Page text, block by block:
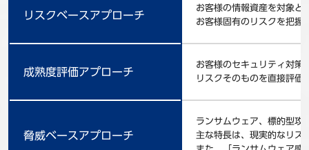
リスクベースアプローチ
お客様の情報資産を対象
お客様固有のリスクを把握
成熟度評価アプローチ
お客様のセキュリティ対策
リスクそのものを直接評価
脅威ベースアプローチ
ランサムウェア、標的型攻
主な特長は、現実的なリス